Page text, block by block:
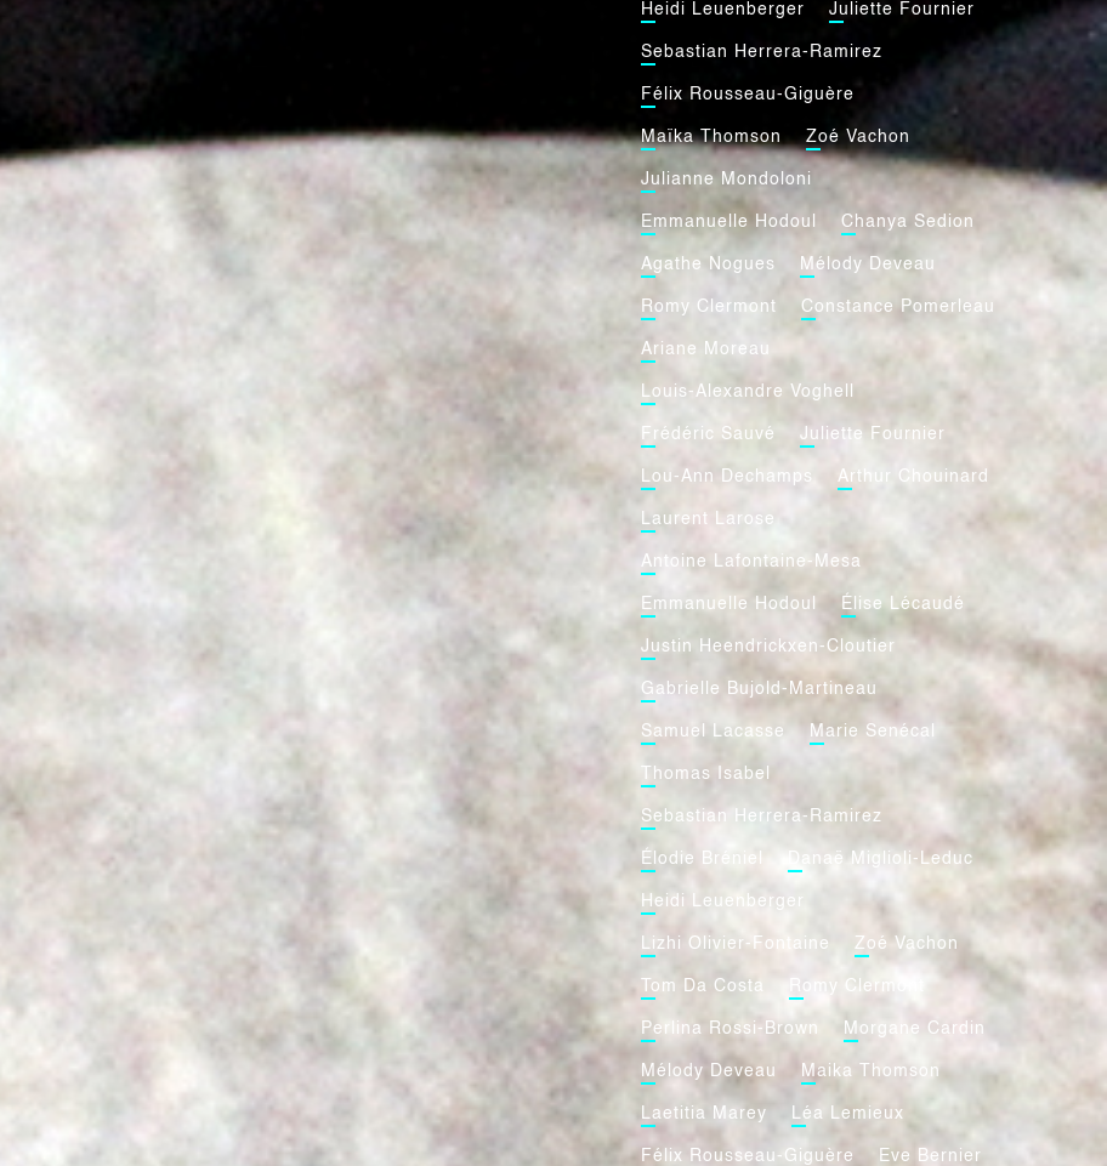
Heidi Leuenberger Juliette Fournier
Sebastian Herrera-Ramirez
Félix Rousseau-Giguère
Maïka Thomson Zoé Vachon
Julianne Mondoloni
Emmanuelle Hodoul Chanya Sedion
Agathe Nogues Mélody Deveau
Romy Clermont Constance Pomerleau
Ariane Moreau
Louis-Alexandre Voghell
Frédéric Sauvé Juliette Fournier
Lou-Ann Dechamps Arthur Chouinard
Laurent Larose
Antoine Lafontaine-Mesa
Emmanuelle Hodoul Élise Lécaudé
Justin Heendrickxen-Cloutier
Gabrielle Bujold-Martineau
Samuel Lacasse Marie Senécal
Thomas Isabel
Sebastian Herrera-Ramirez
Élodie Bréniel Danaë Miglioli-Leduc
Heidi Leuenberger
Lizhi Olivier-Fontaine Zoé Vachon
Tom Da Costa Romy Clermont
Perlina Rossi-Brown Morgane Cardin
Mélody Deveau Maika Thomson
Laetitia Marey Léa Lemieux
Félix Rousseau-Giguère Eve Bernier